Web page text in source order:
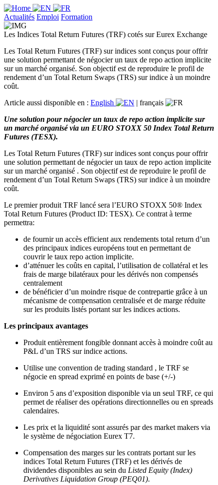
Actualités Emploi Formation
Les Indices Total Return Futures (TRF) cotés sur Eurex Exchange
Les Total Return Futures (TRF) sur indices sont conçus pour offrir
une solution permettant de négocier un taux de repo action implicite
sur un marché organisé. Son objectif est de reproduire le profil de
rendement d’un Total Return Swaps (TRS) sur indice à un moindre
coût.
Article aussi disponible en : English | français
Une solution pour négocier un taux de repo action implicite sur
un marché organisé via un EURO STOXX 50 Index Total Return
Futures (TESX).
Les Total Return Futures (TRF) sur indices sont conçus pour offrir
une solution permettant de négocier un taux de repo action implicite
sur un marché organisé . Son objectif est de reproduire le profil de
rendement d’un Total Return Swaps (TRS) sur indice à un moindre
coût.
Le premier produit TRF lancé sera l’EURO STOXX 50® Index
Total Return Futures (Product ID: TESX). Ce contrat à terme
permettra:
de fournir un accès efficient aux rendements total return d’un
des principaux indices européens tout en permettant de
couvrir le taux repo action implicite.
d’atténuer les coûts en capital, l’utilisation de collatéral et les
frais de marge bilatéraux pour les dérivés non compensés
centralement
de bénéficier d’un moindre risque de contrepartie grâce à un
mécanisme de compensation centralisée et de marge réduite
sur les produits listés portant sur les indices actions.
Les principaux avantages
Produit entièrement fongible donnant accès à moindre coût au
P&L d’un TRS sur indice actions.
Utilise une convention de trading standard , le TRF se
négocie en spread exprimé en points de base (+/-)
Environ 5 ans d’exposition disponible via un seul TRF, ce qui
permet de réaliser des opérations directionnelles ou en spreads
calendaires.
Les prix et la liquidité sont assurés par des market makers via
le système de négociation Eurex T7.
Compensation des marges sur les contrats portant sur les
indices Total Return Futures (TRF) et les dérivés de
dividendes disponibles au sein du Listed Equity (Index)
Derivatives Liquidation Group (PEQ01).